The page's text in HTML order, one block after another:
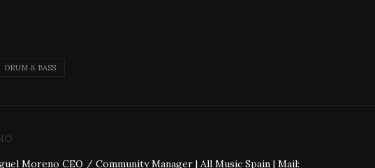
DRUM & BASS
Moreno CEO / Community Manager | All Music Spain | Mail: